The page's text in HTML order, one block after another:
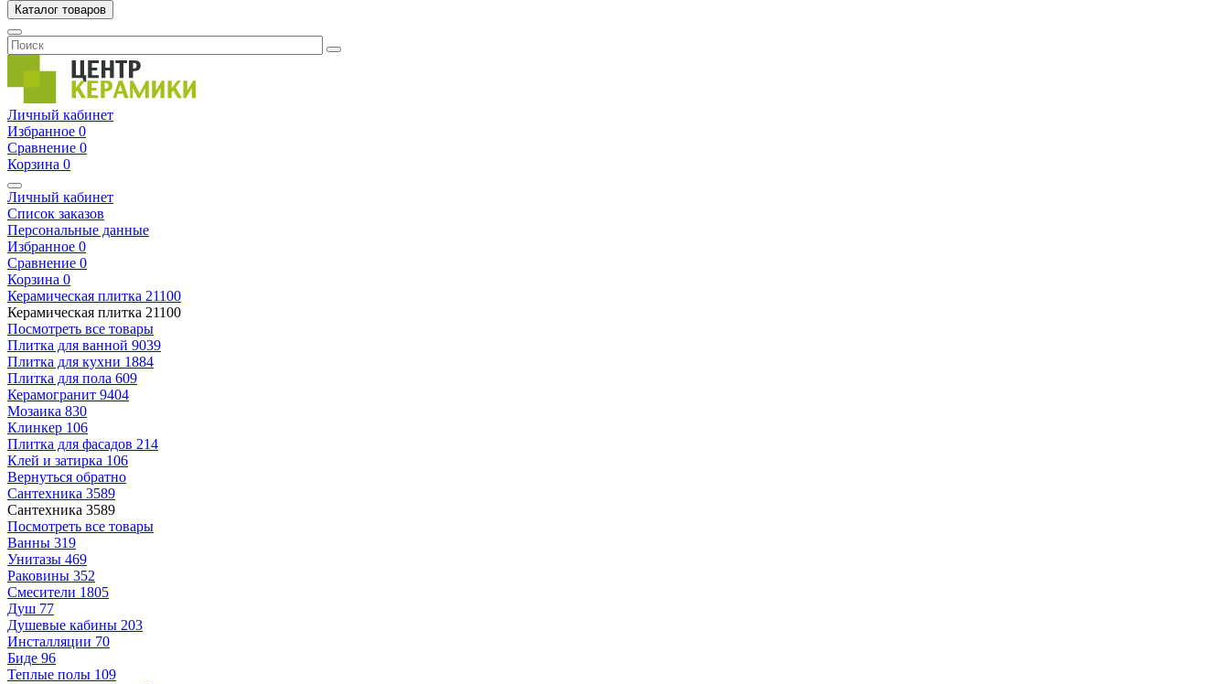
Каталог товаров
Личный кабинет
Избранное 0
Сравнение 0
Корзина 0
Личный кабинет
Список заказов
Персональные данные
Избранное 0
Сравнение 0
Корзина 0
Керамическая плитка 21100
Керамическая плитка 21100
Посмотреть все товары
Плитка для ванной 9039
Плитка для кухни 1884
Плитка для пола 609
Керамогранит 9404
Мозаика 830
Клинкер 106
Плитка для фасадов 214
Клей и затирка 106
Вернуться обратно
Сантехника 3589
Сантехника 3589
Посмотреть все товары
Ванны 319
Унитазы 469
Раковины 352
Смесители 1805
Душ 77
Душевые кабины 203
Инсталляции 70
Биде 96
Теплые полы 109